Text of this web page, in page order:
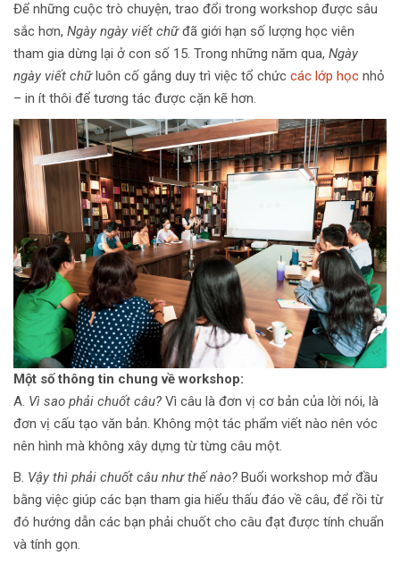
Để những cuộc trò chuyện, trao đổi trong workshop được sâu
sắc hơn, Ngày ngày viết chữđã giới hạn số lượng học viên
tham gia dừng lại ở con số 15. Trong những năm qua, Ngày
ngày viết chữluôn cố gắng duy trì việc tổ chức các lớp học nhỏ
– in ít thôi để tương tác được cặn kẽ hơn.
Một số thông tin chung về workshop:
A. Vì sao phải chuốt câu? Vì câu là đơn vị cơ bản của lời nói, là
đơn vị cấu tạo văn bản. Không một tác phẩm viết nào nên vóc
nên hình mà không xây dựng từ từng câu một.
B. Vậy thì phải chuốt câu như thế nào? Buổi workshop mở đầu
bằng việc giúp các bạn tham gia hiểu thấu đáo về câu, để rồi từ
đó hướng dẫn các bạn phải chuốt cho câu đạt được tính chuẩn
và tính gọn.